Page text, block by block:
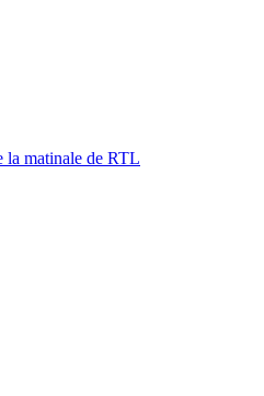
la matinale de RTL